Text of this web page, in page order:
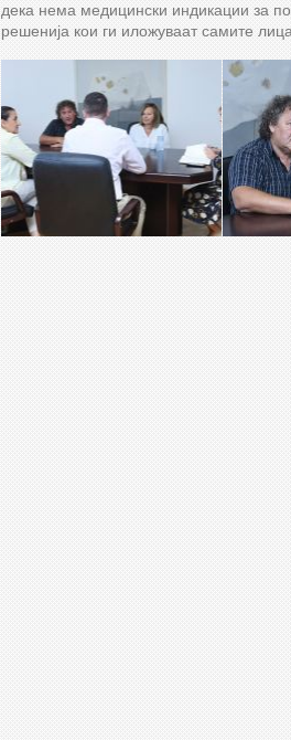
дека нема медицински индикации за
решенија кои ги иложуваат самите